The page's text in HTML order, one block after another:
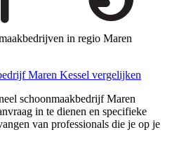
in regio Maren
Maren Kessel vergelijken
schoonmaakbedrijf Maren
in te dienen en specifieke
van professionals die je op je